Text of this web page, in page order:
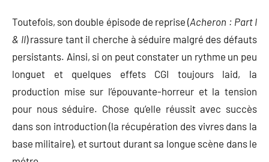
Toutefois, son double épisode de reprise (Acheron : Part I
& II) rassure tant il cherche à séduire malgré des défauts
persistants. Ainsi, si on peut constater un rythme un peu
longuet et quelques effets CGI toujours laid, la
production mise sur l’épouvante-horreur et la tension
pour nous séduire. Chose qu’elle réussit avec succès
dans son introduction (la récupération des vivres dans la
base militaire), et surtout durant sa longue scène dans le